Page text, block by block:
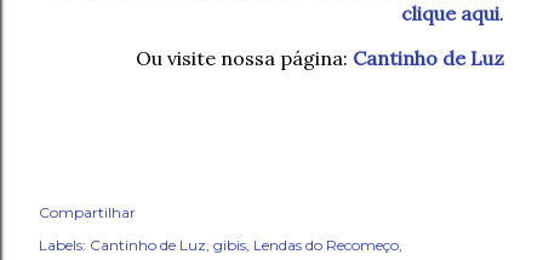
clique aqui.
Ou visite nossa página: Cantinho de Luz
Compartilhar
Labels: Cantinho de Luz gibis Lendas do Recomeço